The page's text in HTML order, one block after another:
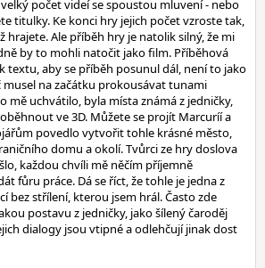
počet videí se spoustou mluvení - nebo
titulky. Ke konci hry jejich počet vzroste tak,
hrajete. Ale příběh hry je natolik silný, že mi
by to mohli natočit jako film. Příběhová
textu, aby se příběh posunul dál, není to jako
musel na začátku prokousávat tunami
mě uchvátilo, byla místa známá z jedničky,
ve 3D. Můžete se projít Marcuríí a
povedlo vytvořit tohle krásné město,
domu a okolí. Tvůrci ze hry doslova
každou chvíli mě něčím příjemně
fůru práce. Dá se říct, že tohle je jedna z
bez střílení, kterou jsem hrál. Často zde
postavu z jedničky, jako šílený čaroděj
dialogy jsou vtipné a odlehčují jinak dost